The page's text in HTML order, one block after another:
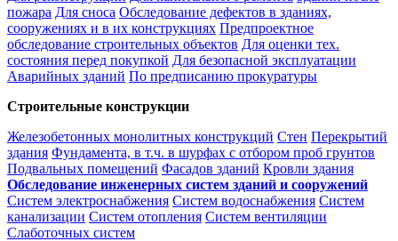
пожара Для сноса Обследование дефектов в зданиях,
сооружениях и в их конструкциях Предпроектное
обследование строительных объектов Для оценки тех.
состояния перед покупкой Для безопасной эксплуатации
Аварийных зданий По предписанию прокуратуры
Строительные конструкции
Железобетонных монолитных конструкций Стен Перекрытий
здания Фундамента, в т.ч. в шурфах с отбором проб грунтов
Подвальных помещений Фасадов зданий Кровли здания
Обследование инженерных систем зданий и сооружений
Систем электроснабжения Систем водоснабжения Систем
канализации Систем отопления Систем вентиляции
Слаботочных систем